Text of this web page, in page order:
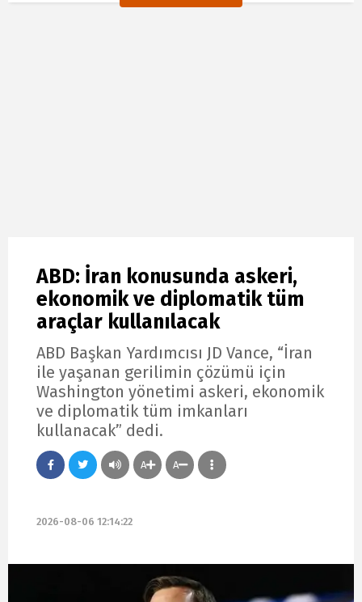
ABD: İran konusunda askeri,
ekonomik ve diplomatik tüm
araçlar kullanılacak
ABD Başkan Yardımcısı JD Vance, “İran
ile yaşanan gerilimin çözümü için
Washington yönetimi askeri, ekonomik
ve diplomatik tüm imkanları
kullanacak” dedi.
A A
2026-08-06 12:14:22